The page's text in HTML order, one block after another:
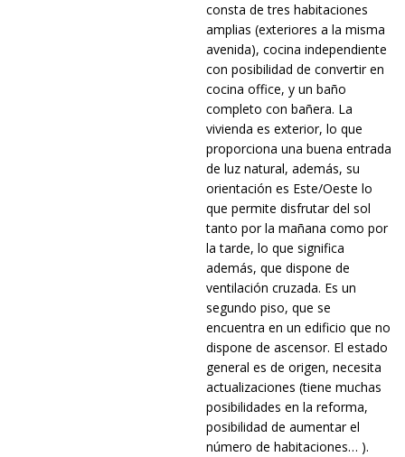
consta de tres habitaciones
amplias (exteriores a la misma
avenida), cocina independiente
con posibilidad de convertir en
cocina office, y un baño
completo con bañera. La
vivienda es exterior, lo que
proporciona una buena entrada
de luz natural, además, su
orientación es Este/Oeste lo
que permite disfrutar del sol
tanto por la mañana como por
la tarde, lo que significa
además, que dispone de
ventilación cruzada. Es un
segundo piso, que se
encuentra en un edificio que no
dispone de ascensor. El estado
general es de origen, necesita
actualizaciones (tiene muchas
posibilidades en la reforma,
posibilidad de aumentar el
número de habitaciones… ).